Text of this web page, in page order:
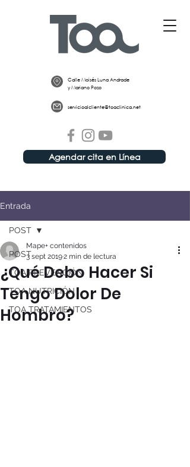
Calle Moisés Luna Andrade
y Mariano Pozo
servicioalcliente@toaclinica.net
Agendar cita en Línea
Entrada
POST
TOA PREVENCIÓN
TOA NUTRICIÓN
TOA TRATAMIENTOS
POST
¿Qué Debo Hacer Si
Tengo Dolor De
Hombro?
Mape+ contenidos
3 sept 20192 min de lectura